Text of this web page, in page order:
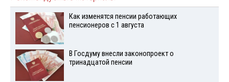
Как изменятся пенсии работающих
пенсионеров с 1 августа
В Госдуму внесли законопроект о
тринадцатой пенсии